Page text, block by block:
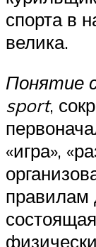
спорта в
велика.
Понятие
sport,
«игра»,
правилам